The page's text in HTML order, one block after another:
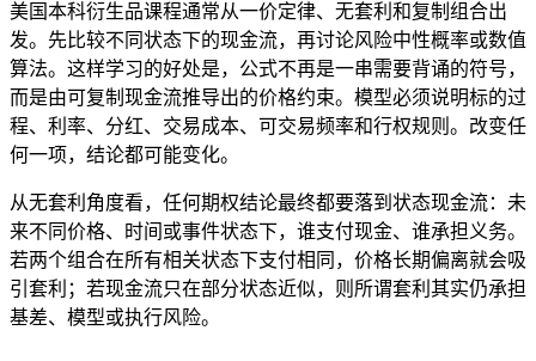
美国本科衍生品课程通常从一价定律、无套利和复制组合出
发。先比较不同状态下的现金流，再讨论风险中性概率或数值
算法。这样学习的好处是，公式不再是一串需要背诵的符号，
而是由可复制现金流推导出的价格约束。模型必须说明标的过
程、利率、分红、交易成本、可交易频率和行权规则。改变任
何一项，结论都可能变化。
从无套利角度看，任何期权结论最终都要落到状态现金流：未
来不同价格、时间或事件状态下，谁支付现金、谁承担义务。
若两个组合在所有相关状态下支付相同，价格长期偏离就会吸
引套利；若现金流只在部分状态近似，则所谓套利其实仍承担
基差、模型或执行风险。